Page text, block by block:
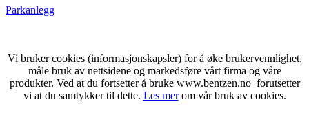
Parkanlegg
Vi bruker cookies (informasjonskapsler) for å øke brukervennlighet,
måle bruk av nettsidene og markedsføre vårt firma og våre
produkter. Ved at du fortsetter å bruke www.bentzen.no forutsetter
vi at du samtykker til dette. Les merom vår bruk av cookies.